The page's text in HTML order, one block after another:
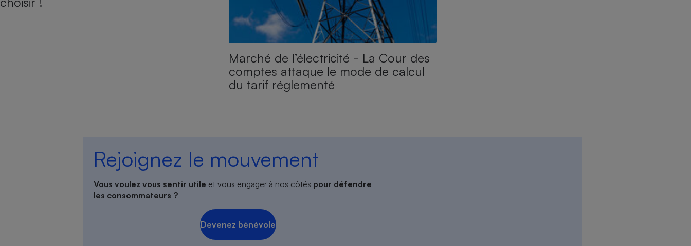
Marché de l’électricité - La Cour des
comptes attaque le mode de calcul
du tarif réglementé
Rejoignez le mouvement
Vous voulez vous sentir utile et vous engager à nos côtés pour défendre
les consommateurs ?
Devenez bénévole